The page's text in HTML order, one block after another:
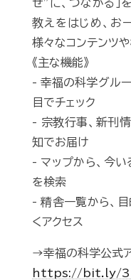
せ”に、つながる」
教えをはじめ、お
様々なコンテンツ
《主な機能》
- 幸福の科学グル
目でチェック
- 宗教行事、新刊
知でお届け
- マップから、今
を検索
- 精舎一覧から、
くアクセス
→幸福の科学公式
https://bit.ly/